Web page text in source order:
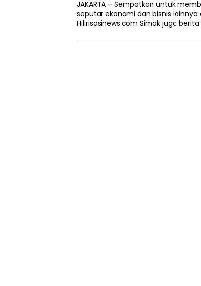
JAKARTA – Sempatkan untuk
seputar ekonomi dan bisnis
Hilirisasinews.com Simak juga